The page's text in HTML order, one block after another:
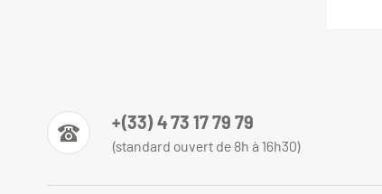
+(33) 4 73 17 79 79
(standard ouvert de 8h à 16h30)